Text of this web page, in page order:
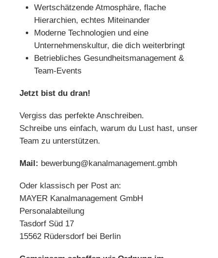
Wertschätzende Atmosphäre, flache
Hierarchien, echtes Miteinander
Moderne Technologien und eine
Unternehmenskultur, die dich weiterbringt
Betriebliches Gesundheitsmanagement &
Team-Events
Jetzt bist du dran!
Vergiss das perfekte Anschreiben.
Schreibe uns einfach, warum du Lust hast, unser
Team zu unterstützen.
Mail: bewerbung@kanalmanagement.gmbh
Oder klassisch per Post an:
MAYER Kanalmanagement GmbH
Personalabteilung
Tasdorf Süd 17
15562 Rüdersdorf bei Berlin